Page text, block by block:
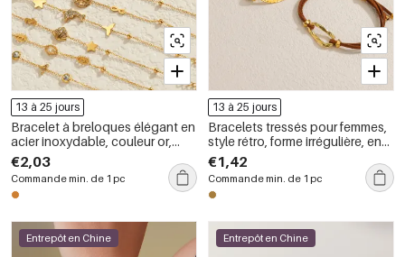
13 à 25 jours
Bracelet à breloques élégant en
acier inoxydable, couleur or,
avec pendentif cœur, étoile et
couronne, style simple et
élégant.
€2,03
Commande min. de 1 pc
13 à 25 jours
Bracelets tressés pour femmes,
style rétro, forme irrégulière, en
acier inoxydable, couleur or,
étanches
€1,42
Commande min. de 1 pc
Entrepôt en Chine Entrepôt en Chine